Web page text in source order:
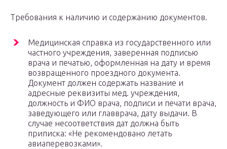
Требования к наличию и содержанию документов.
Медицинская справка из государственного или
частного учреждения, заверенная подписью
врача и печатью, оформленная на дату и время
возвращенного проездного документа.
Документ должен содержать название и
адресные реквизиты мед. учреждения,
должность и ФИО врача, подписи и печати врача,
заведующего или главврача, дату выдачи. В
случае несоответствия дат должна быть
приписка: «Не рекомендовано летать
авиаперевозками».